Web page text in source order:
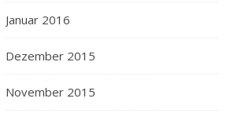
Januar 2016
Dezember 2015
November 2015